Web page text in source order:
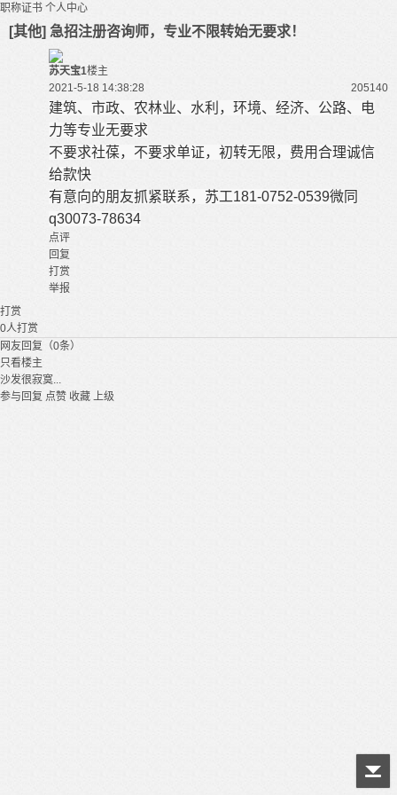
职称证书 个人中心
[其他] 急招注册咨询师，专业不限转始无要求！
苏天宝1楼主
2021-5-18 14:38:28
205140
建筑、市政、农林业、水利，环境、经济、公路、电
力等专业无要求
不要求社葆，不要求单证，初转无限，费用合理诚信
给款快
有意向的朋友抓紧联系，苏工181-0752-0539微同
q30073-78634
点评
回复
打赏
举报
打赏
0人打赏
网友回复（0条）
只看楼主
沙发很寂寞...
参与回复 点赞 收藏 上级